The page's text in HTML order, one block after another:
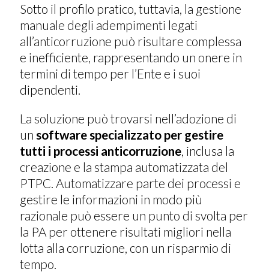
Sotto il profilo pratico, tuttavia, la gestione
manuale degli adempimenti legati
all’anticorruzione può risultare complessa
e inefficiente, rappresentando un onere in
termini di tempo per l’Ente e i suoi
dipendenti.
La soluzione può trovarsi nell’adozione di
un software specializzato per gestire
tutti i processi anticorruzione , inclusa la
creazione e la stampa automatizzata del
PTPC. Automatizzare parte dei processi e
gestire le informazioni in modo più
razionale può essere un punto di svolta per
la PA per ottenere risultati migliori nella
lotta alla corruzione, con un risparmio di
tempo.